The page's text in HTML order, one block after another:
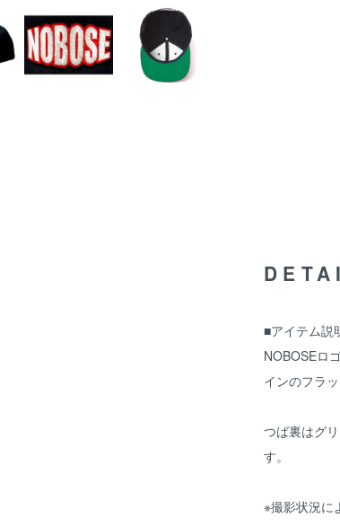
■アイテム説
NOBOSEロ
インのフラ
つば裏はグ
す。
※撮影状況に